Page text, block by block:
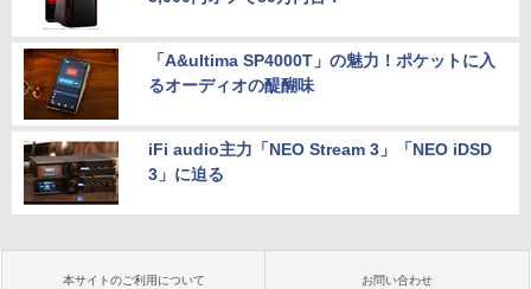
「A&ultima SP4000T」の魅力！ポケットに入
るオーディオの醍醐味
iFi audio主力「NEO Stream 3」「NEO iDSD
3」に迫る
本サイトのご利用について お問い合わせ